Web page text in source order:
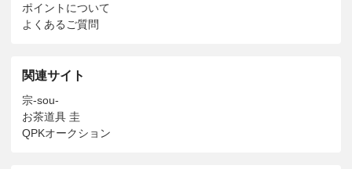
ポイントについて
よくあるご質問
関連サイト
宗-sou-
お茶道具 圭
QPKオークション